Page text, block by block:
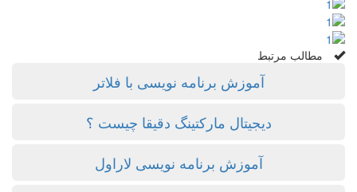
مطالب مرتبط
آموزش برنامه نویسی با فلاتر
دیجیتال مارکتینگ دقیقا چیست ؟
آموزش برنامه نویسی لاراول